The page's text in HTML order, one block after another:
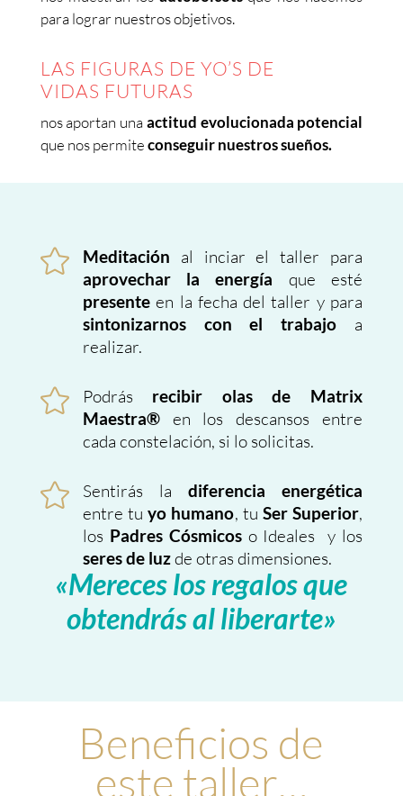
para lograr nuestros objetivos.
LAS FIGURAS DE YO’S DE
VIDAS FUTURAS
nos aportan unaactitud evolucionada potencial
que nos permiteconseguir nuestros sueños.
 Meditación al inciar el taller para
aprovechar la energía que esté
presenteen la fecha del taller y para
sintonizarnos con el trabajo a
realizar.
 Podrás recibir olas de Matrix
Maestra®en los descansos entre
cada constelación, si lo solicitas.
 Sentirás la diferencia energética
entre tuyo humano, tu Ser Superior,
los Padres Cósmicoso Ideales y los
seres de luzde otras dimensiones.
«Mereces los regalos que
obtendrás al liberarte»
Beneficios de
este taller…